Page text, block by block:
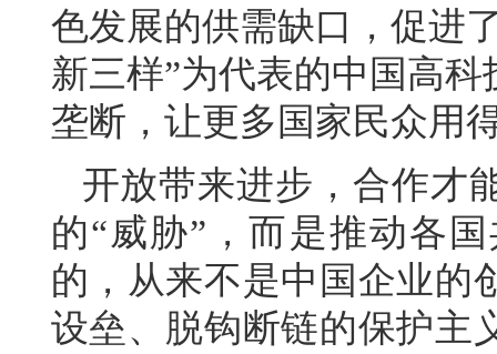
色发展的供需缺口，促进
新三样”为代表的中国高
垄断，让更多国家民众用
开放带来进步，合作才
的“威胁”，而是推动各
的，从来不是中国企业的
设垒、脱钩断链的保护主